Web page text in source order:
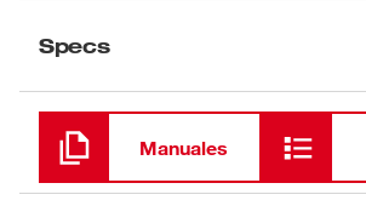
Specs
Cargando
Manuales